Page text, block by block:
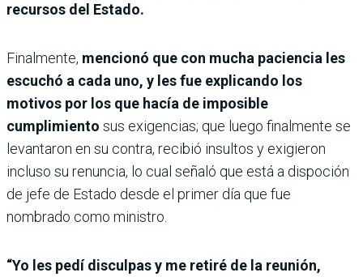
recursos del Estado.
Finalmente, mencionó que con mucha paciencia les
escuchó a cada uno, y les fue explicando los
motivos por los que hacía de imposible
cumplimiento sus exigencias; que luego finalmente se
levantaron en su contra, recibió insultos y exigieron
incluso su renuncia, lo cual señaló que está a dispoción
de jefe de Estado desde el primer día que fue
nombrado como ministro.
“Yo les pedí disculpas y me retiré de la reunión,